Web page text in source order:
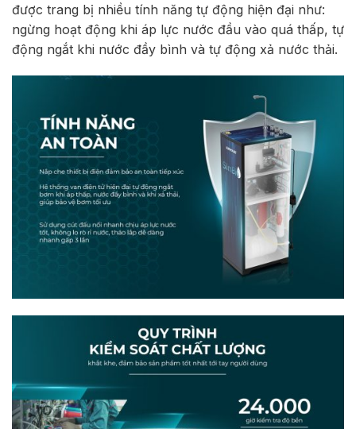
được trang bị nhiều tính năng tự động hiện đại như:
ngừng hoạt động khi áp lực nước đầu vào quá thấp, tự
động ngắt khi nước đầy bình và tự động xả nước thải.